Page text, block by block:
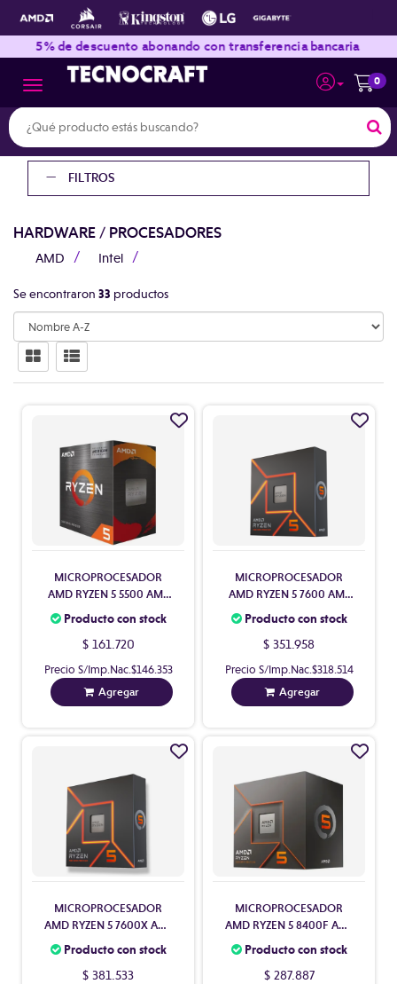
0
Toggle navigation
5% de descuento abonando con transferencia bancaria
FILTROS
HARDWARE/ PROCESADORES
AMD Intel
Se encontraron 33 productos
MICROPROCESADOR
AMD RYZEN 5 5500 AM4
CON COOLER SIN VIDEO
Producto con stock
$ 161.720
Precio S/Imp.Nac. $146.353
Agregar
MICROPROCESADOR
AMD RYZEN 5 7600 AM5
CON VIDEO CON COOLER
Producto con stock
$ 351.958
Precio S/Imp.Nac. $318.514
Agregar
MICROPROCESADOR
AMD RYZEN 5 7600X AM5
CON VIDEO SIN COOLER
Producto con stock
$ 381.533
MICROPROCESADOR
AMD RYZEN 5 8400F AM5
SIN VIDEO CON COOLER
Producto con stock
$ 287.887